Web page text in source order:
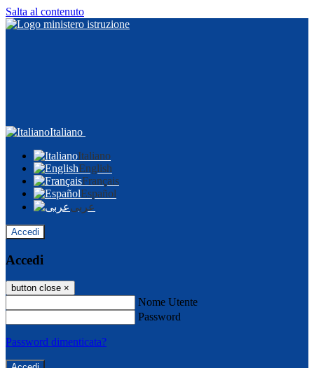
Salta al contenuto
Italiano
Italiano
English
Français
Español
عربى
Accedi
Accedi
button close ×
Nome Utente
Password
Password dimenticata?